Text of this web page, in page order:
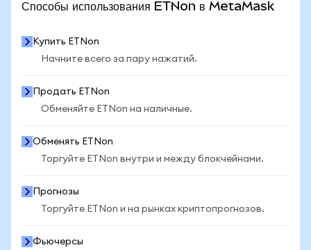
Способы использования ETNon в MetaMask
Купить ETNon
Начните всего за пару нажатий.
Продать ETNon
Обменяйте ETNon на наличные.
Обменять ETNon
Торгуйте ETNon внутри и между блокчейнами.
Прогнозы
Торгуйте ETNon и на рынках криптопрогнозов.
Фьючерсы